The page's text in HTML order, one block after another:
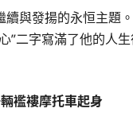
與發揚的永恒主題
”二字寫滿了他的人
襤褸摩托車起身